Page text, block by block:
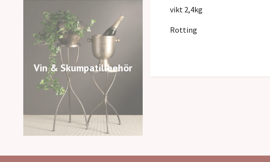
Vin & Skumpatillbehör
vikt 2,4kg
Rotting